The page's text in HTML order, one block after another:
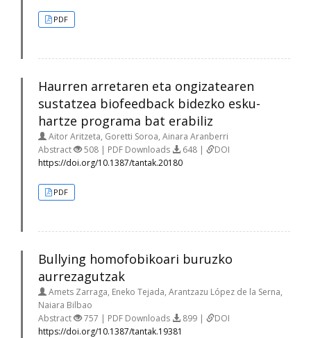
PDF
Haurren arretaren eta ongizatearen
sustatzea biofeedback bidezko esku-
hartze programa bat erabiliz
Aitor Aritzeta, Goretti Soroa, Ainara Aranberri
Abstract
508 | PDF Downloads 648 |
DOI
https://doi.org/10.1387/tantak.20180
PDF
Bullying homofobikoari buruzko
aurrezagutzak
Amets Zarraga, Eneko Tejada, Arantzazu López de la Serna,
Naiara Bilbao
Abstract
757 | PDF Downloads 899 |
DOI
https://doi.org/10.1387/tantak.19381